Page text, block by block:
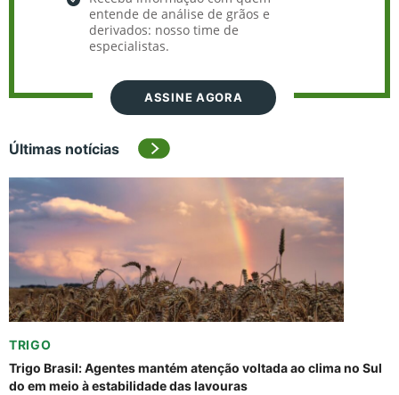
entende de análise de grãos e
derivados: nosso time de
especialistas.
ASSINE AGORA
Últimas notícias
TRIGO
Trigo Brasil: Agentes mantém atenção voltada ao clima no Sul
do em meio à estabilidade das lavouras